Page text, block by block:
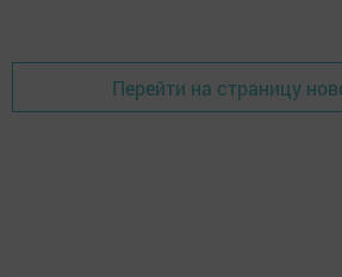
Перейти на страницу